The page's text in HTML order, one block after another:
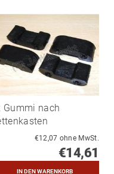
Gummi nach
€12,07 ohne MwSt.
€14,61